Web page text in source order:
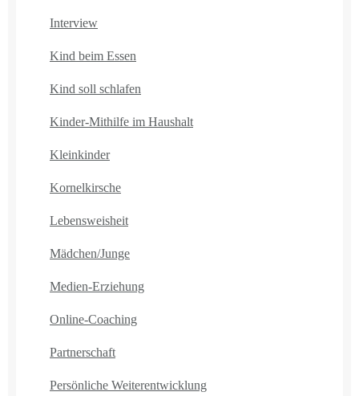
Interview
Kind beim Essen
Kind soll schlafen
Kinder-Mithilfe im Haushalt
Kleinkinder
Kornelkirsche
Lebensweisheit
Mädchen/Junge
Medien-Erziehung
Online-Coaching
Partnerschaft
Persönliche Weiterentwicklung